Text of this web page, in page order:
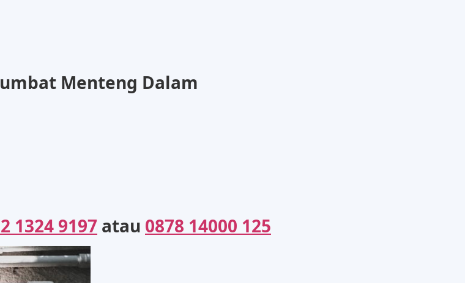
Menteng Dalam
1324 9197 atau 0878 14000 125